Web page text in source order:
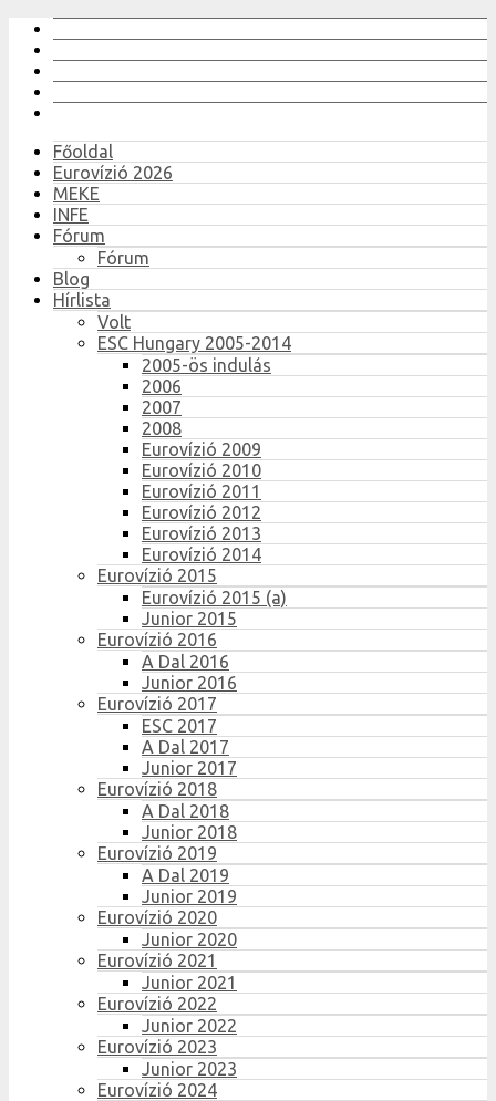
Főoldal
Eurovízió 2026
MEKE
INFE
Fórum
Fórum
Blog
Hírlista
Volt
ESC Hungary 2005-2014
2005-ös indulás
2006
2007
2008
Eurovízió 2009
Eurovízió 2010
Eurovízió 2011
Eurovízió 2012
Eurovízió 2013
Eurovízió 2014
Eurovízió 2015
Eurovízió 2015 (a)
Junior 2015
Eurovízió 2016
A Dal 2016
Junior 2016
Eurovízió 2017
ESC 2017
A Dal 2017
Junior 2017
Eurovízió 2018
A Dal 2018
Junior 2018
Eurovízió 2019
A Dal 2019
Junior 2019
Eurovízió 2020
Junior 2020
Eurovízió 2021
Junior 2021
Eurovízió 2022
Junior 2022
Eurovízió 2023
Junior 2023
Eurovízió 2024